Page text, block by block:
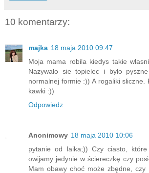
10 komentarzy:
majka 18 maja 2010 09:47
Moja mama robila kiedys takie
Nazywalo sie topielec i bylo
normalnej formie :)) A rogaliki sliczne.
kawki :))
Odpowiedz
Anonimowy 18 maja 2010 10:06
pytanie od laika;)) Czy ciasto, które
owijamy jedynie w ściereczkę czy
Mam obawy choć może zbędne, czy